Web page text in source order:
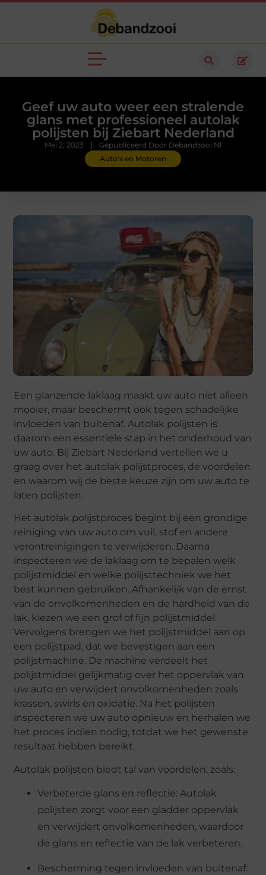
Geef uw auto weer een stralende
glans met professioneel autolak
polijsten bij Ziebart Nederland
Auto's en Motoren
Mei 2, 2023 Gepubliceerd Door Debandzooi.nl
Een glanzende laklaag maakt uw auto niet alleen
mooier, maar beschermt ook tegen schadelijke
invloeden van buitenaf. Autolak polijsten is
daarom een essentiële stap in het onderhoud van
uw auto. Bij Ziebart Nederland vertellen we u
graag over het autolak polijstproces, de voordelen
en waarom wij de beste keuze zijn om uw auto te
laten polijsten.
Het autolak polijstproces begint bij een grondige
reiniging van uw auto om vuil, stof en andere
verontreinigingen te verwijderen. Daarna
inspecteren we de laklaag om te bepalen welk
polijstmiddel en welke polijsttechniek we het
best kunnen gebruiken. Afhankelijk van de ernst
van de onvolkomenheden en de hardheid van de
lak, kiezen we een grof of fijn polijstmiddel.
Vervolgens brengen we het polijstmiddel aan op
een polijstpad, dat we bevestigen aan een
polijstmachine. De machine verdeelt het
polijstmiddel gelijkmatig over het oppervlak van
uw auto en verwijdert onvolkomenheden zoals
krassen, swirls en oxidatie. Na het polijsten
inspecteren we uw auto opnieuw en herhalen we
het proces indien nodig, totdat we het gewenste
resultaat hebben bereikt.
Autolak polijsten biedt tal van voordelen, zoals:
Verbeterde glans en reflectie: Autolak
polijsten zorgt voor een gladder oppervlak
en verwijdert onvolkomenheden, waardoor
de glans en reflectie van de lak verbeteren.
Bescherming tegen invloeden van buitenaf: